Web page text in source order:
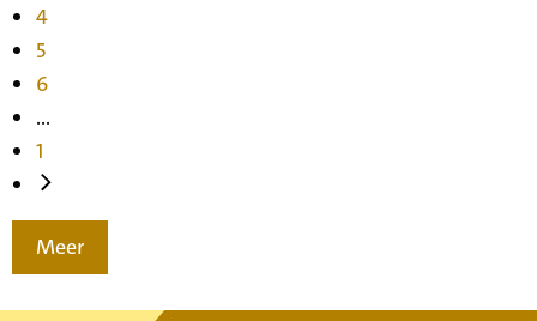
4
5
6
...
1
Meer